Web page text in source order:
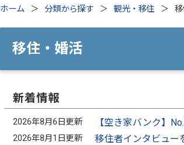
ホーム 分類から探す 観光・移住
移住・婚活
新着情報
2026年8月6日更新 【空き家バンク】
2026年8月1日更新 移住者インタビュー